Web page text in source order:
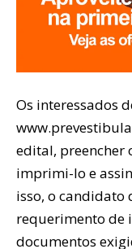
Os interessados
edital, preencher
imprimi-lo e
isso, o candidato
requerimento de
documentos